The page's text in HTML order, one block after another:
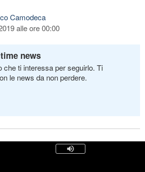
Camodeca
alle ore 00:00
news
che ti interessa per seguirlo. Ti
le news da non perdere.